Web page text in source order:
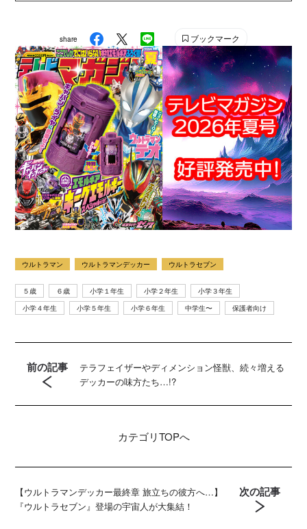
雑誌です。 【SNS】 X（旧Twitter）：@tele_maga
Instagram：＠tele_maga
share ブックマーク
ウルトラマン ウルトラマンデッカー ウルトラセブン
５歳 ６歳 小学１年生 小学２年生
小学３年生
小学４年生
小学５年生 小学６年生 中学生〜 保護者向け
前の記事
テラフェイザーやディメンション怪獣、続々増える
デッカーの味方たち…!?
カテゴリTOPへ
【ウルトラマンデッカー最終章 旅立ちの彼方へ…】
『ウルトラセブン』登場の宇宙人が大集結！
次の記事